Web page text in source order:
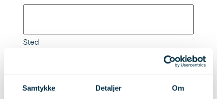
Samtykke Detaljer Om
Sted
Fagrådet for Våtrom må også registrere